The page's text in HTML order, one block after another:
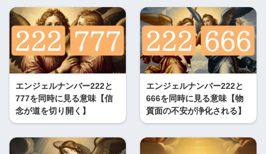
エンジェルナンバー222と
777を同時に見る意味【信
念が道を切り開く】
エンジェルナンバー222と
666を同時に見る意味【物
質面の不安が浄化される】